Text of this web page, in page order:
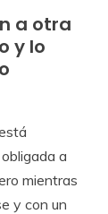
a otra
y lo
a
mientras
y con un